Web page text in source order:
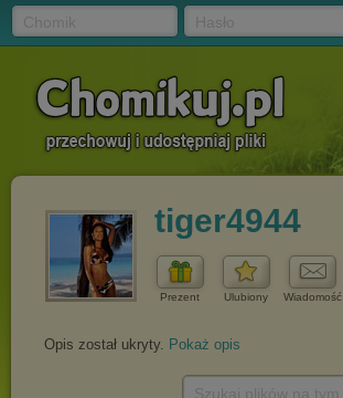
tiger4944
Prezent Ulubiony Wiadomość
Opis został ukryty. Pokaż opis